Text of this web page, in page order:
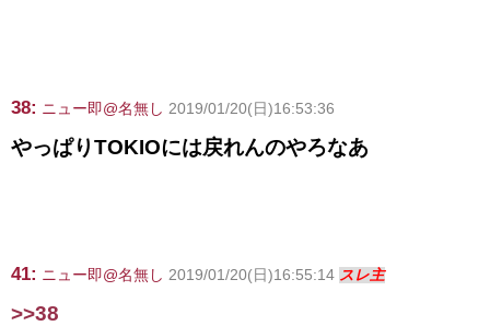
38: ニュー即@名無し 2019/01/20(日)16:53:36
やっぱりTOKIOには戻れんのやろなあ
41: ニュー即@名無し 2019/01/20(日)16:55:14 スレ主
>>38